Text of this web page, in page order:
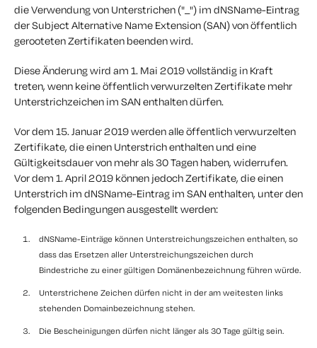
die Verwendung von Unterstrichen ("_") im dNSName-Eintrag
der Subject Alternative Name Extension (SAN) von öffentlich
gerooteten Zertifikaten beenden wird.
Diese Änderung wird am 1. Mai 2019 vollständig in Kraft
treten, wenn keine öffentlich verwurzelten Zertifikate mehr
Unterstrichzeichen im SAN enthalten dürfen.
Vor dem 15. Januar 2019 werden alle öffentlich verwurzelten
Zertifikate, die einen Unterstrich enthalten und eine
Gültigkeitsdauer von mehr als 30 Tagen haben, widerrufen.
Vor dem 1. April 2019 können jedoch Zertifikate, die einen
Unterstrich im dNSName-Eintrag im SAN enthalten, unter den
folgenden Bedingungen ausgestellt werden:
dNSName-Einträge können Unterstreichungszeichen enthalten, so
dass das Ersetzen aller Unterstreichungszeichen durch
Bindestriche zu einer gültigen Domänenbezeichnung führen würde.
Unterstrichene Zeichen dürfen nicht in der am weitesten links
stehenden Domainbezeichnung stehen.
Die Bescheinigungen dürfen nicht länger als 30 Tage gültig sein.